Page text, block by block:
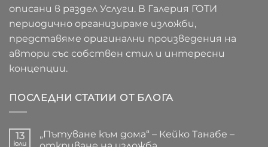
описани в раздел Услуги. В Галерия ГОТИ
периодично организираме изложби,
представяме оригинални произведения на
автори със собствен стил и интересни
концепции.
ПОСЛЕДНИ СТАТИИ ОТ БЛОГА
13
юли
„Пътуване към дома“ – Кейко Танабе –